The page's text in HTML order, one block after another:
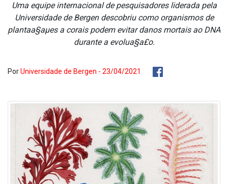
Uma equipe internacional de pesquisadores liderada pela
Universidade de Bergen descobriu como organismos de
plantaa§aµes a corais podem evitar danos mortais ao DNA
durante a evolua§a£o.
PorUniversidade de Bergen - 23/04/2021